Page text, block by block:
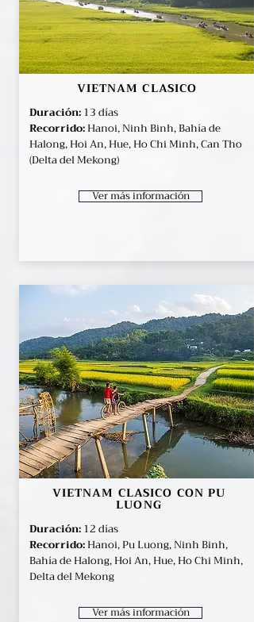
VIETNAM CLASICO
Duración:13 días
Recorrido:Hanoi, Ninh Binh, Bahía de
Halong, Hoi An, Hue, Ho Chi Minh, Can Tho
(Delta del Mekong)
Ver más información
VIETNAM CLASICO CON PU
LUONG
Duración:12 días
Recorrido:Hanoi, Pu Luong, Ninh Binh,
Bahía de Halong, Hoi An, Hue, Ho Chi Minh,
Delta del Mekong
Ver más información